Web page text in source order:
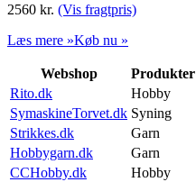
2560 kr. (Vis fragtpris)
Læs mere »Køb nu »
Webshop Produkter
Rito.dk
Hobby
SymaskineTorvet.dk Syning
Strikkes.dk
Garn
Hobbygarn.dk
Garn
CCHobby.dk
Hobby